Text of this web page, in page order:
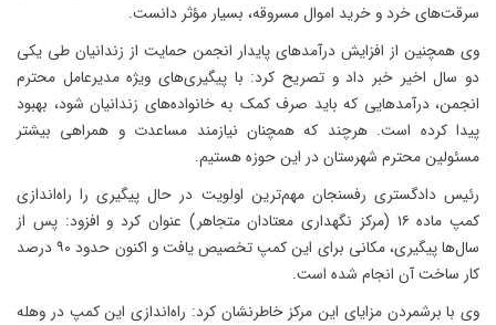
سرقت‌های خرد و خرید اموال مسروقه، بسیار مؤثر دانست.
وی همچنین از افزایش درآمدهای پایدار انجمن حمایت از زندانیان طی یکی
دو سال اخیر خبر داد و تصریح کرد: با پیگیری‌های ویژه مدیرعامل محترم
انجمن، درآمدهایی که باید صرف کمک به خانواده‌های زندانیان شود، بهبود
پیدا کرده است. هرچند که همچنان نیازمند مساعدت و همراهی بیشتر
مسئولین محترم شهرستان در این حوزه هستیم.
رئیس دادگستری رفسنجان مهم‌ترین اولویت در حال پیگیری را راه‌اندازی
کمپ ماده ۱۶ (مرکز نگهداری معتادان متجاهر) عنوان کرد و افزود: پس از
سال‌ها پیگیری، مکانی برای این کمپ تخصیص یافت و اکنون حدود ۹۰ درصد
کار ساخت آن انجام شده است.
وی با برشمردن مزایای این مرکز خاطرنشان کرد: راه‌اندازی این کمپ در وهله